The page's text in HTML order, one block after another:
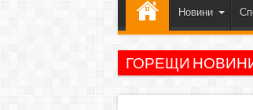
Новини
ГОРЕЩИ